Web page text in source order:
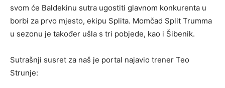
svom će Baldekinu sutra ugostiti glavnom konkurenta u
borbi za prvo mjesto, ekipu Splita. Momčad Split Trumma
u sezonu je također ušla s tri pobjede, kao i Šibenik.
Sutrašnji susret za naš je portal najavio trener Teo
Strunje: